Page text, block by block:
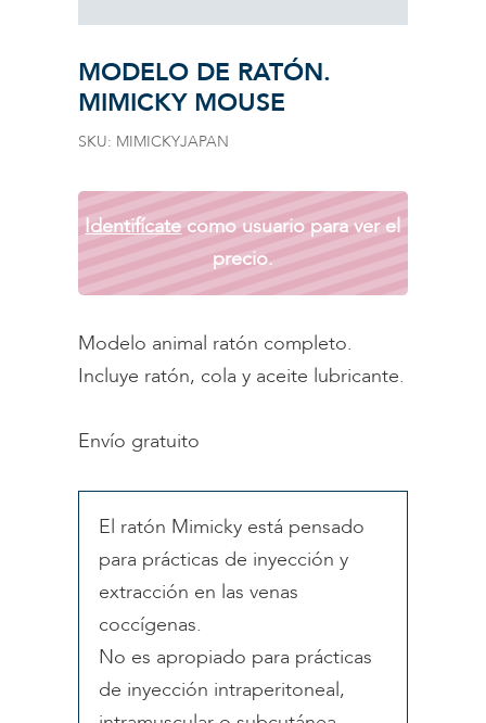
MODELO DE RATÓN.
MIMICKY MOUSE
SKU: MIMICKYJAPAN
Identifícatecomo usuario para ver el
precio.
Modelo animal ratón completo.
Incluye ratón, cola y aceite lubricante.
Envío gratuito
El ratón Mimicky está pensado
para prácticas de inyección y
extracción en las venas
coccígenas.
No es apropiado para prácticas
de inyección intraperitoneal,